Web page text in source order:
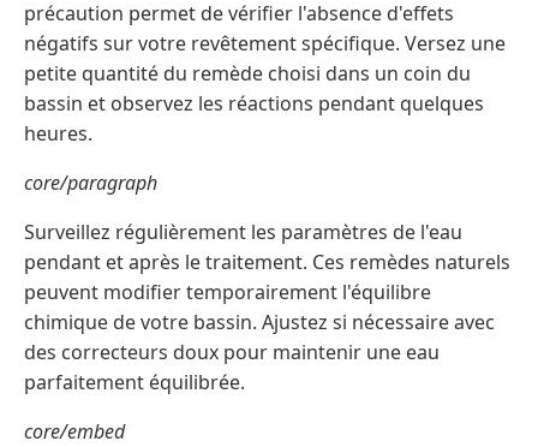
précaution permet de vérifier l'absence d'effets
négatifs sur votre revêtement spécifique. Versez une
petite quantité du remède choisi dans un coin du
bassin et observez les réactions pendant quelques
heures.
core/paragraph
Surveillez régulièrement les paramètres de l'eau
pendant et après le traitement. Ces remèdes naturels
peuvent modifier temporairement l'équilibre
chimique de votre bassin. Ajustez si nécessaire avec
des correcteurs doux pour maintenir une eau
parfaitement équilibrée.
core/embed